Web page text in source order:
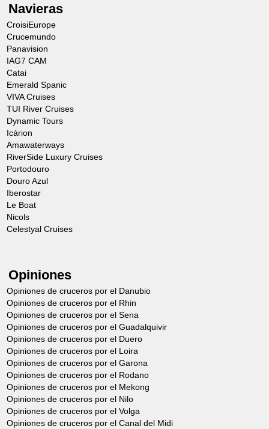
Navieras
CroisiEurope
Crucemundo
Panavision
IAG7 CAM
Catai
Emerald Spanic
VIVA Cruises
TUI River Cruises
Dynamic Tours
Icárion
Amawaterways
RiverSide Luxury Cruises
Portodouro
Douro Azul
Iberostar
Le Boat
Nicols
Celestyal Cruises
Opiniones
Opiniones de cruceros por el Danubio
Opiniones de cruceros por el Rhin
Opiniones de cruceros por el Sena
Opiniones de cruceros por el Guadalquivir
Opiniones de cruceros por el Duero
Opiniones de cruceros por el Loira
Opiniones de cruceros por el Garona
Opiniones de cruceros por el Rodano
Opiniones de cruceros por el Mekong
Opiniones de cruceros por el Nilo
Opiniones de cruceros por el Volga
Opiniones de cruceros por el Canal del Midi